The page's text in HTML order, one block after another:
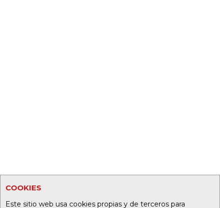
COOKIES
Este sitio web usa cookies propias y de terceros para